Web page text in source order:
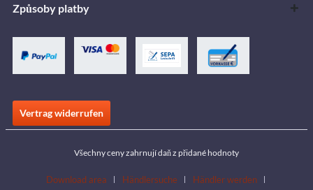
Způsoby platby
Vertrag widerrufen
Všechny ceny zahrnují daň z přidané hodnoty
Download area Händlersuche Händler werden